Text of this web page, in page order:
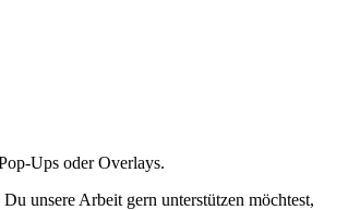
Ups oder Overlays.
unsere Arbeit gern unterstützen möchtest,